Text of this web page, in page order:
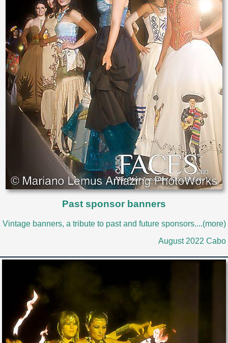
Past sponsor banners
Vintage banners, a tribute to past and future sponsors....(more)
August 2022 Cabo